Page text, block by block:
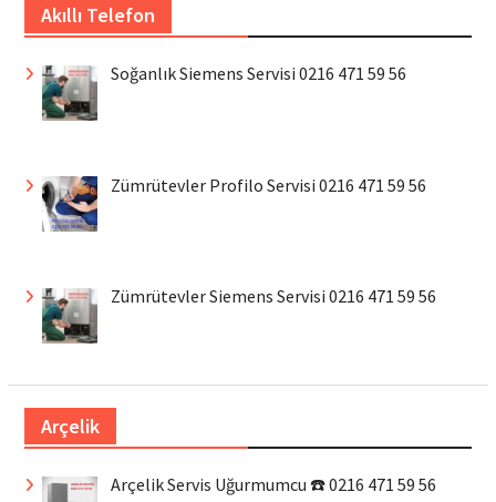
Akıllı Telefon
Soğanlık Siemens Servisi 0216 471 59 56
Zümrütevler Profilo Servisi 0216 471 59 56
Zümrütevler Siemens Servisi 0216 471 59 56
Arçelik
Arçelik Servis Uğurmumcu ☎️ 0216 471 59 56